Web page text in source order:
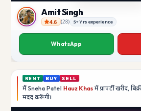
Amit Singh
Amit Singh
4.6 (28) 5+ Yrs experience
WhatsApp
RENT BUY SELL
मैं Sneha Patel Hauz Khas में प्रापर्टी खरीद,
मददकरूँगी।